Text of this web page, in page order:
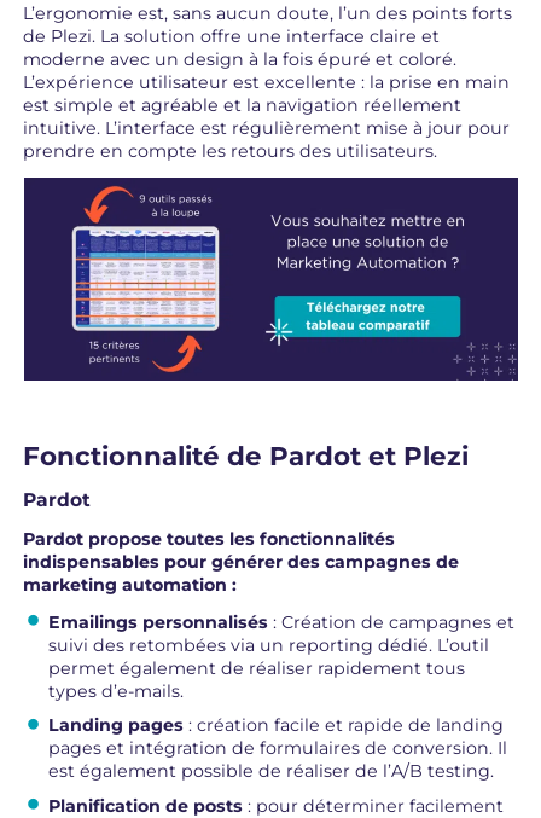
L’ergonomie est, sans aucun doute, l’un des points forts
de Plezi. La solution offre une interface claire et
moderne avec un design à la fois épuré et coloré.
L’expérience utilisateur est excellente : la prise en main
est simple et agréable et la navigation réellement
intuitive. L’interface est régulièrement mise à jour pour
prendre en compte les retours des utilisateurs.
Fonctionnalité de Pardot et Plezi
Pardot
Pardot propose toutes les fonctionnalités
indispensables pour générer des campagnes de
marketing automation :
Emailings personnalisés : Création de campagnes et
suivi des retombées via un reporting dédié. L’outil
permet également de réaliser rapidement tous
types d’e-mails.
Landing pages : création facile et rapide de landing
pages et intégration de formulaires de conversion. Il
est également possible de réaliser de l’A/B testing.
Planification de posts : pour déterminer facilement